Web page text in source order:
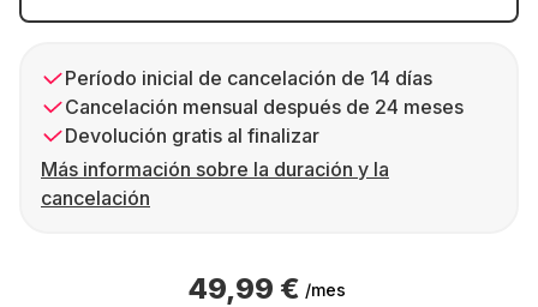
Período inicial de cancelación de 14 días
Cancelación mensual después de 24 meses
Devolución gratis al finalizar
Más información sobre la duración y la
cancelación
49,99 € /mes